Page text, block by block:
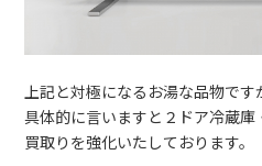
上記と対極になるお湯な品物です
具体的に言いますと２ドア冷蔵
買取りを強化いたしております。